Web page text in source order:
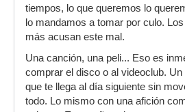
tiempos, lo que queremos lo
lo mandamos a tomar por culo.
más acusan este mal.
Una canción, una peli... Eso es
comprar el disco o al videoclub.
que te llega al día siguiente sin
todo. Lo mismo con una afición